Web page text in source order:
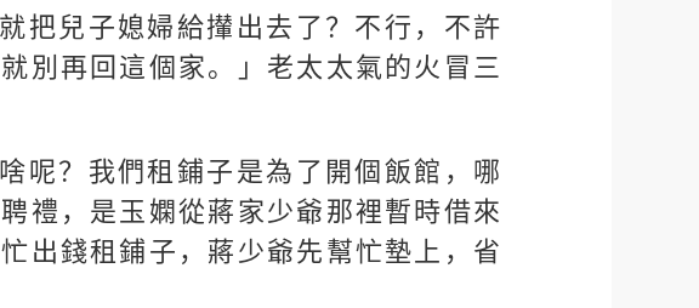
把兒子媳婦給攆出去了？不行，不許
別再回這個家。」老太太氣的火冒三
呢？我們租鋪子是為了開個飯館，哪
禮，是玉嫻從蔣家少爺那裡暫時借來
出錢租鋪子，蔣少爺先幫忙墊上，省